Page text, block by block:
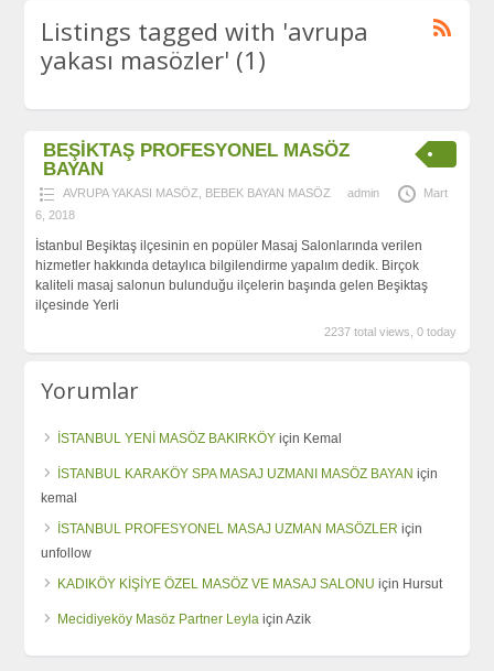
Listings tagged with 'avrupa
yakası masözler' (1)
BEŞİKTAŞ PROFESYONEL MASÖZ
BAYAN
AVRUPA YAKASI MASÖZ BEBEK BAYAN MASÖZ admin
Mart
6, 2018
İstanbul Beşiktaş ilçesinin en popüler Masaj Salonlarında verilen
hizmetler hakkında detaylıca bilgilendirme yapalım dedik. Birçok
kaliteli masaj salonun bulunduğu ilçelerin başında gelen Beşiktaş
ilçesinde Yerli
2237 total views, 0 today
Yorumlar
İSTANBUL YENİ MASÖZ BAKIRKÖY için Kemal
İSTANBUL KARAKÖY SPA MASAJ UZMANI MASÖZ BAYAN için
kemal
İSTANBUL PROFESYONEL MASAJ UZMAN MASÖZLER için
unfollow
KADIKÖY KİŞİYE ÖZEL MASÖZ VE MASAJ SALONU için Hursut
Mecidiyeköy Masöz Partner Leyla içinAzik